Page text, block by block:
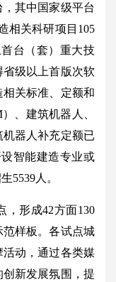
其中国家级平台
相关科研项目105
台（套）重大技
级以上首版次软
关标准、定额和
、建筑机器人、
器人补充定额已
智能建造专业或
5539人。
，形成42方面130
样板。各试点城
动，通过各类媒
新发展氛围，提